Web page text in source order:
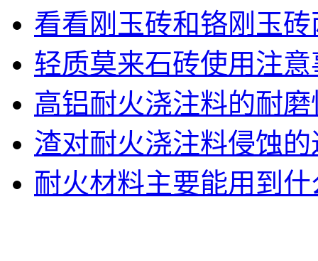
看看刚玉砖和铬刚玉
轻质莫来石砖使用注意
高铝耐火浇注料的耐
渣对耐火浇注料侵蚀的
耐火材料主要能用到